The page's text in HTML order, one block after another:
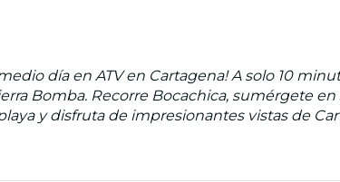
día en ATV en Cartagena! A solo 10
Bomba. Recorre Bocachica, sumérgete
y disfruta de impresionantes vistas de